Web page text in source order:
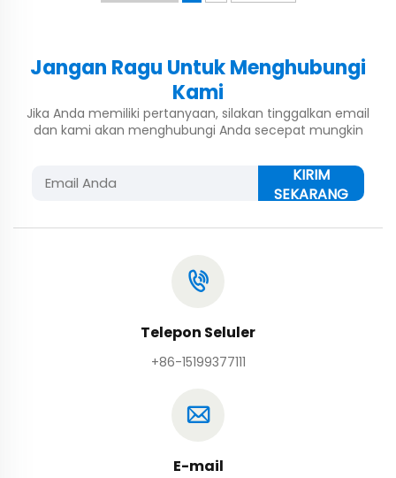
Jangan Ragu Untuk Menghubungi
Kami
Jika Anda memiliki pertanyaan, silakan tinggalkan email
dan kami akan menghubungi Anda secepat mungkin
KIRIM
SEKARANG
Telepon Seluler
+86-15199377111
E-mail